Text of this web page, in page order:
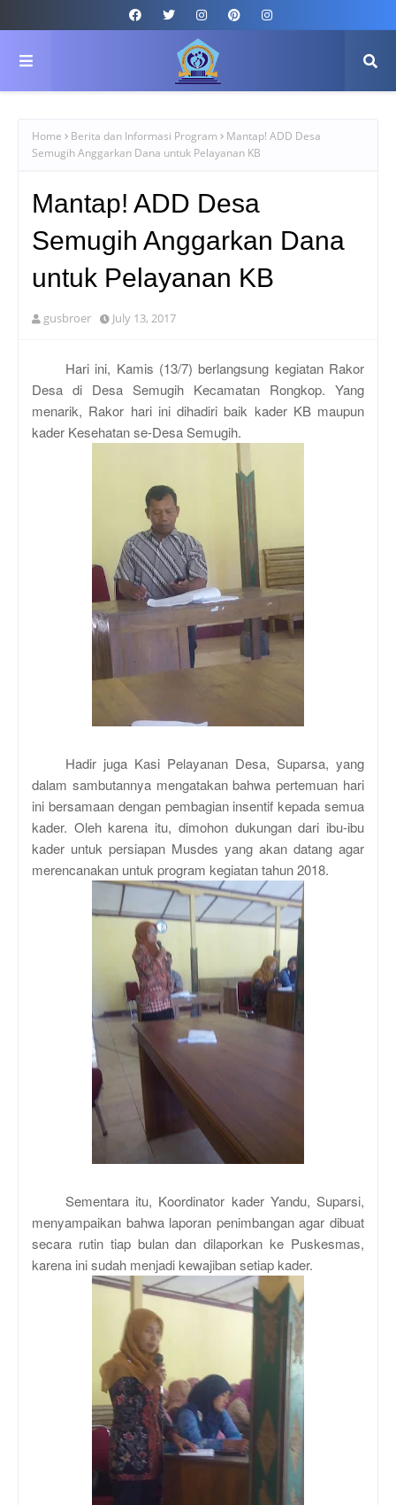
Home Berita dan Informasi Program
Mantap! ADD Desa
Semugih Anggarkan Dana untuk Pelayanan KB
Mantap! ADD Desa
Semugih Anggarkan Dana
untuk Pelayanan KB
gusbroer July 13, 2017
Hari ini, Kamis (13/7) berlangsung kegiatan Rakor
Desa di Desa Semugih Kecamatan Rongkop. Yang
menarik, Rakor hari ini dihadiri baik kader KB maupun
kader Kesehatan se-Desa Semugih.
Hadir juga Kasi Pelayanan Desa, Suparsa, yang
dalam sambutannya mengatakan bahwa pertemuan hari
ini bersamaan dengan pembagian insentif kepada semua
kader. Oleh karena itu, dimohon dukungan dari ibu-ibu
kader untuk persiapan Musdes yang akan datang agar
merencanakan untuk program kegiatan tahun 2018.
Sementara itu, Koordinator kader Yandu, Suparsi,
menyampaikan bahwa laporan penimbangan agar dibuat
secara rutin tiap bulan dan dilaporkan ke Puskesmas,
karena ini sudah menjadi kewajiban setiap kader.